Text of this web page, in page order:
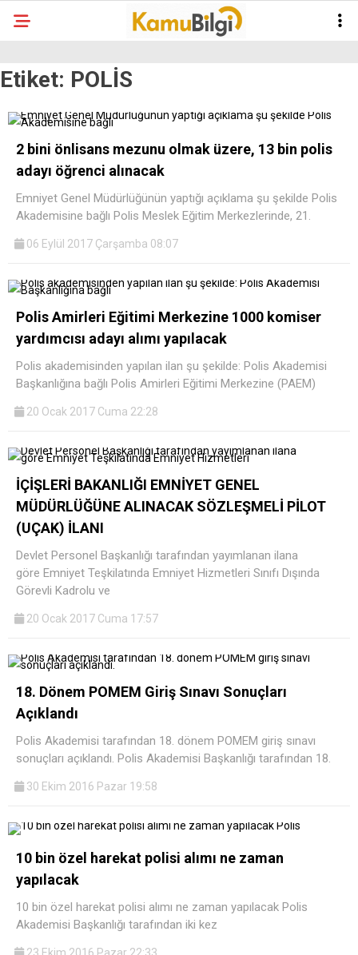
Etiket: POLİS
2 bini önlisans mezunu olmak üzere, 13 bin polis
adayı öğrenci alınacak
Emniyet Genel Müdürlüğünün yaptığı açıklama şu şekilde Polis
Akademisine bağlı Polis Meslek Eğitim Merkezlerinde, 21.
06 Eylül 2017 Çarşamba 08:07
Polis Amirleri Eğitimi Merkezine 1000 komiser
yardımcısı adayı alımı yapılacak
Polis akademisinden yapılan ilan şu şekilde: Polis Akademisi
Başkanlığına bağlı Polis Amirleri Eğitimi Merkezine (PAEM)
20 Ocak 2017 Cuma 22:28
İÇİŞLERİ BAKANLIĞI EMNİYET GENEL
MÜDÜRLÜĞÜNE ALINACAK SÖZLEŞMELİ PİLOT
(UÇAK) İLANI
Devlet Personel Başkanlığı tarafından yayımlanan ilana
göre Emniyet Teşkilatında Emniyet Hizmetleri Sınıfı Dışında
Görevli Kadrolu ve
20 Ocak 2017 Cuma 17:57
18. Dönem POMEM Giriş Sınavı Sonuçları
Açıklandı
Polis Akademisi tarafından 18. dönem POMEM giriş sınavı
sonuçları açıklandı. Polis Akademisi Başkanlığı tarafından 18.
30 Ekim 2016 Pazar 19:58
10 bin özel harekat polisi alımı ne zaman
yapılacak
10 bin özel harekat polisi alımı ne zaman yapılacak Polis
Akademisi Başkanlığı tarafından iki kez
23 Ekim 2016 Pazar 22:33